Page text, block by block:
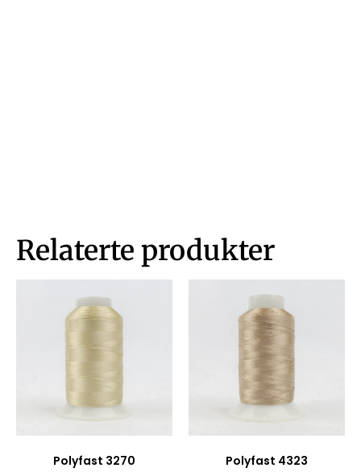
Relaterte produkter
Polyfast 3270
Polyfast 4323